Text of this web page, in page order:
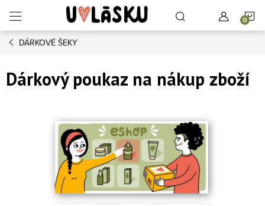
DÁRKOVÉ ŠEKY
Dárkový poukaz na nákup zboží